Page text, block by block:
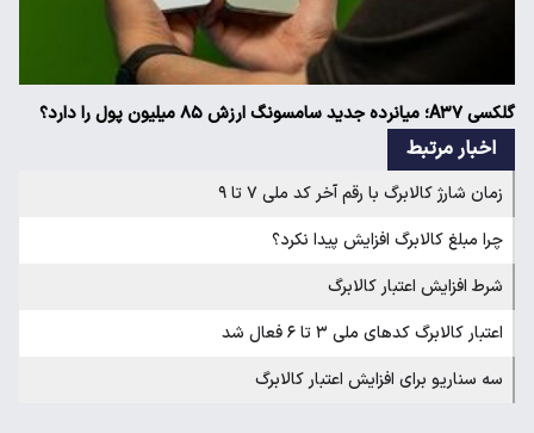
گلکسی A۳۷؛ میانرده جدید سامسونگ ارزش ۸۵ میلیون پول را دارد؟
اخبار مرتبط
زمان شارژ کالابرگ با رقم آخر کد ملی ۷ تا ۹
چرا مبلغ کالابرگ افزایش پیدا نکرد؟
شرط افزایش اعتبار کالابرگ
اعتبار کالابرگ کدهای ملی ۳ تا ۶ فعال شد
سه سناریو برای افزایش اعتبار کالابرگ